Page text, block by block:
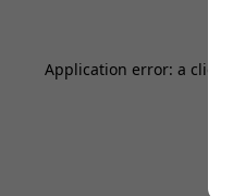
Application error: a client